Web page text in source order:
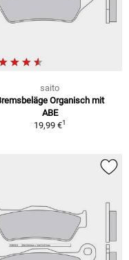
saito
Organisch mit
ABE
19,99 €1